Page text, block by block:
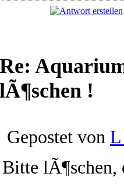
Re:
lÃ¶schen !
Gepostet von L
Bitte lÃ¶schen,